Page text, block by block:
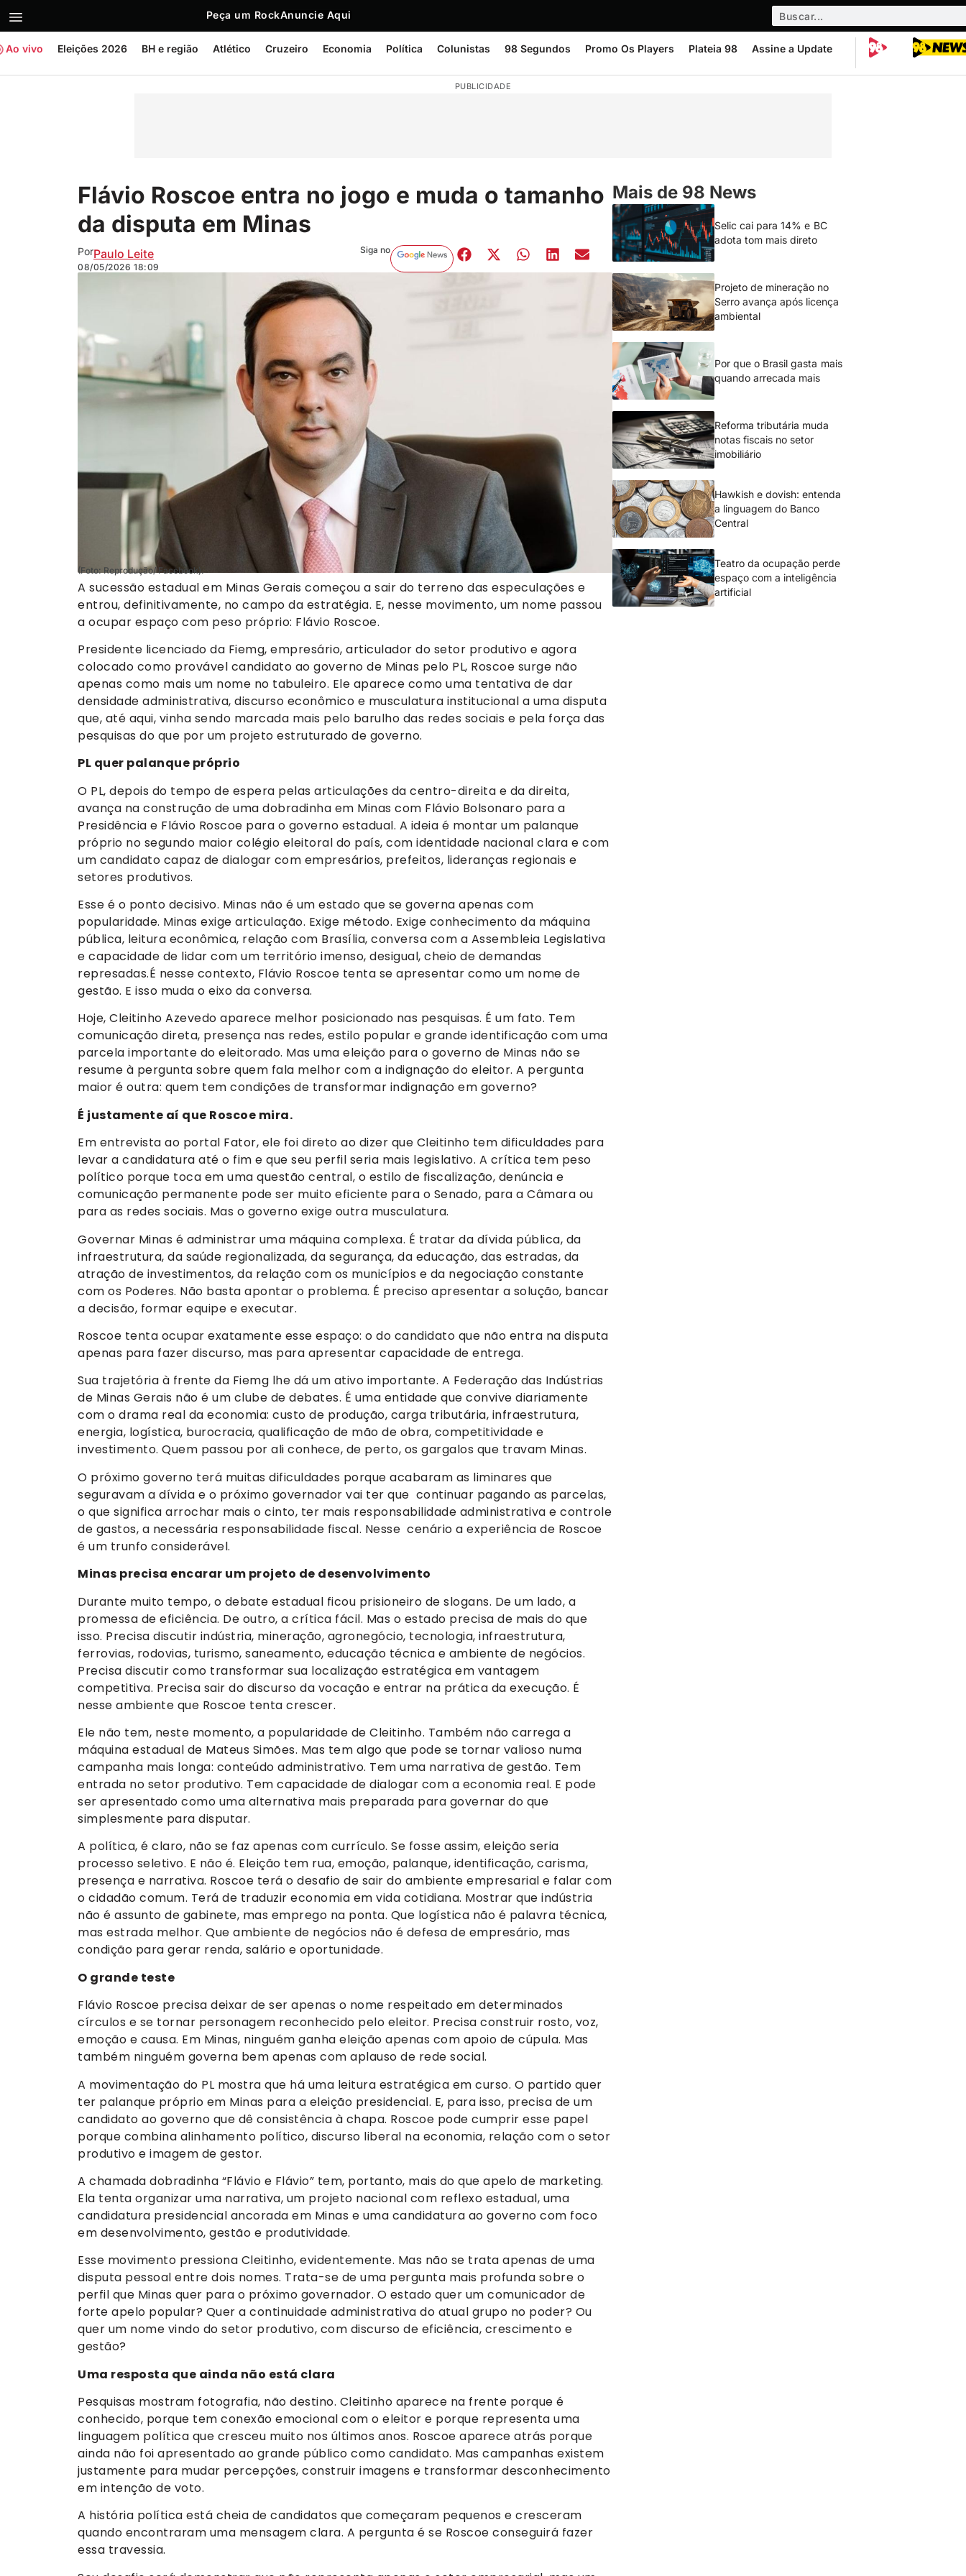
Peça um RockAnuncie Aqui
Ao vivo Eleições 2026 BH e região Atlético Cruzeiro Economia Política Colunistas 98 Segundos Promo Os Players Plateia 98 Assine a Update
PUBLICIDADE
Flávio Roscoe entra no jogo e muda o tamanho
da disputa em Minas
PorPaulo Leite
08/05/2026 18:09
Siga no
(Foto: Reprodução/ Facebook).
A sucessão estadual em Minas Gerais começou a sair do terreno das especulações e
entrou, definitivamente, no campo da estratégia. E, nesse movimento, um nome passou
a ocupar espaço com peso próprio: Flávio Roscoe.
Presidente licenciado da Fiemg, empresário, articulador do setor produtivo e agora
colocado como provável candidato ao governo de Minas pelo PL, Roscoe surge não
apenas como mais um nome no tabuleiro. Ele aparece como uma tentativa de dar
densidade administrativa, discurso econômico e musculatura institucional a uma disputa
que, até aqui, vinha sendo marcada mais pelo barulho das redes sociais e pela força das
pesquisas do que por um projeto estruturado de governo.
PL quer palanque próprio
O PL, depois do tempo de espera pelas articulações da centro-direita e da direita,
avança na construção de uma dobradinha em Minas com Flávio Bolsonaro para a
Presidência e Flávio Roscoe para o governo estadual. A ideia é montar um palanque
próprio no segundo maior colégio eleitoral do país, com identidade nacional clara e com
um candidato capaz de dialogar com empresários, prefeitos, lideranças regionais e
setores produtivos.
Esse é o ponto decisivo. Minas não é um estado que se governa apenas com
popularidade. Minas exige articulação. Exige método. Exige conhecimento da máquina
pública, leitura econômica, relação com Brasília, conversa com a Assembleia Legislativa
e capacidade de lidar com um território imenso, desigual, cheio de demandas
represadas.É nesse contexto, Flávio Roscoe tenta se apresentar como um nome de
gestão. E isso muda o eixo da conversa.
Hoje, Cleitinho Azevedo aparece melhor posicionado nas pesquisas. É um fato. Tem
comunicação direta, presença nas redes, estilo popular e grande identificação com uma
parcela importante do eleitorado. Mas uma eleição para o governo de Minas não se
resume à pergunta sobre quem fala melhor com a indignação do eleitor. A pergunta
maior é outra: quem tem condições de transformar indignação em governo?
É justamente aí que Roscoe mira.
Em entrevista ao portal Fator, ele foi direto ao dizer que Cleitinho tem dificuldades para
levar a candidatura até o fim e que seu perfil seria mais legislativo. A crítica tem peso
político porque toca em uma questão central, o estilo de fiscalização, denúncia e
comunicação permanente pode ser muito eficiente para o Senado, para a Câmara ou
para as redes sociais. Mas o governo exige outra musculatura.
Governar Minas é administrar uma máquina complexa. É tratar da dívida pública, da
infraestrutura, da saúde regionalizada, da segurança, da educação, das estradas, da
atração de investimentos, da relação com os municípios e da negociação constante
com os Poderes. Não basta apontar o problema. É preciso apresentar a solução, bancar
a decisão, formar equipe e executar.
Roscoe tenta ocupar exatamente esse espaço: o do candidato que não entra na disputa
apenas para fazer discurso, mas para apresentar capacidade de entrega.
Sua trajetória à frente da Fiemg lhe dá um ativo importante. A Federação das Indústrias
de Minas Gerais não é um clube de debates. É uma entidade que convive diariamente
com o drama real da economia: custo de produção, carga tributária, infraestrutura,
energia, logística, burocracia, qualificação de mão de obra, competitividade e
investimento. Quem passou por ali conhece, de perto, os gargalos que travam Minas.
O próximo governo terá muitas dificuldades porque acabaram as liminares que
seguravam a dívida e o próximo governador vai ter que continuar pagando as parcelas,
o que significa arrochar mais o cinto, ter mais responsabilidade administrativa e controle
de gastos, a necessária responsabilidade fiscal. Nesse cenário a experiência de Roscoe
é um trunfo considerável.
Minas precisa encarar um projeto de desenvolvimento
Durante muito tempo, o debate estadual ficou prisioneiro de slogans. De um lado, a
promessa de eficiência. De outro, a crítica fácil. Mas o estado precisa de mais do que
isso. Precisa discutir indústria, mineração, agronegócio, tecnologia, infraestrutura,
ferrovias, rodovias, turismo, saneamento, educação técnica e ambiente de negócios.
Precisa discutir como transformar sua localização estratégica em vantagem
competitiva. Precisa sair do discurso da vocação e entrar na prática da execução. É
nesse ambiente que Roscoe tenta crescer.
Ele não tem, neste momento, a popularidade de Cleitinho. Também não carrega a
máquina estadual de Mateus Simões. Mas tem algo que pode se tornar valioso numa
campanha mais longa: conteúdo administrativo. Tem uma narrativa de gestão. Tem
entrada no setor produtivo. Tem capacidade de dialogar com a economia real. E pode
ser apresentado como uma alternativa mais preparada para governar do que
simplesmente para disputar.
A política, é claro, não se faz apenas com currículo. Se fosse assim, eleição seria
processo seletivo. E não é. Eleição tem rua, emoção, palanque, identificação, carisma,
presença e narrativa. Roscoe terá o desafio de sair do ambiente empresarial e falar com
o cidadão comum. Terá de traduzir economia em vida cotidiana. Mostrar que indústria
não é assunto de gabinete, mas emprego na ponta. Que logística não é palavra técnica,
mas estrada melhor. Que ambiente de negócios não é defesa de empresário, mas
condição para gerar renda, salário e oportunidade.
O grande teste
Flávio Roscoe precisa deixar de ser apenas o nome respeitado em determinados
círculos e se tornar personagem reconhecido pelo eleitor. Precisa construir rosto, voz,
emoção e causa. Em Minas, ninguém ganha eleição apenas com apoio de cúpula. Mas
também ninguém governa bem apenas com aplauso de rede social.
A movimentação do PL mostra que há uma leitura estratégica em curso. O partido quer
ter palanque próprio em Minas para a eleição presidencial. E, para isso, precisa de um
candidato ao governo que dê consistência à chapa. Roscoe pode cumprir esse papel
porque combina alinhamento político, discurso liberal na economia, relação com o setor
produtivo e imagem de gestor.
A chamada dobradinha “Flávio e Flávio” tem, portanto, mais do que apelo de marketing.
Ela tenta organizar uma narrativa, um projeto nacional com reflexo estadual, uma
candidatura presidencial ancorada em Minas e uma candidatura ao governo com foco
em desenvolvimento, gestão e produtividade.
Esse movimento pressiona Cleitinho, evidentemente. Mas não se trata apenas de uma
disputa pessoal entre dois nomes. Trata-se de uma pergunta mais profunda sobre o
perfil que Minas quer para o próximo governador. O estado quer um comunicador de
forte apelo popular? Quer a continuidade administrativa do atual grupo no poder? Ou
quer um nome vindo do setor produtivo, com discurso de eficiência, crescimento e
gestão?
Uma resposta que ainda não está clara
Pesquisas mostram fotografia, não destino. Cleitinho aparece na frente porque é
conhecido, porque tem conexão emocional com o eleitor e porque representa uma
linguagem política que cresceu muito nos últimos anos. Roscoe aparece atrás porque
ainda não foi apresentado ao grande público como candidato. Mas campanhas existem
justamente para mudar percepções, construir imagens e transformar desconhecimento
em intenção de voto.
A história política está cheia de candidatos que começaram pequenos e cresceram
quando encontraram uma mensagem clara. A pergunta é se Roscoe conseguirá fazer
essa travessia.
Mais de 98 News
Selic cai para 14% e BC
adota tom mais direto
Projeto de mineração no
Serro avança após licença
ambiental
Por que o Brasil gasta mais
quando arrecada mais
Reforma tributária muda
notas fiscais no setor
imobiliário
Hawkish e dovish: entenda
a linguagem do Banco
Central
Teatro da ocupação perde
espaço com a inteligência
artificial